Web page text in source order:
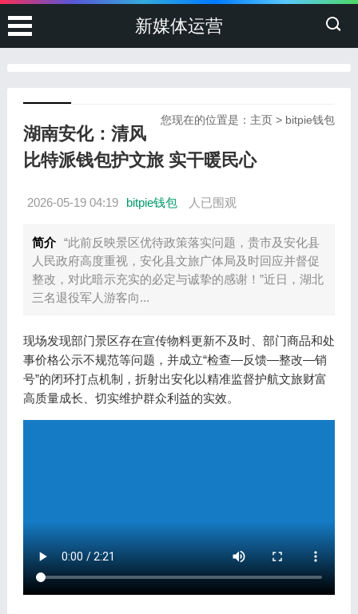
新媒体运营
您现在的位置是： 主页 > bitpie钱包
湖南安化：清风
比特派钱包护文旅 实干暖民心
2026-05-19 04:19 bitpie钱包 人已围观
简介 “此前反映景区优待政策落实问题，贵市及安化县
人民政府高度重视，安化县文旅广体局及时回应并督促
整改，对此暗示充实的必定与诚挚的感谢！”近日，湖北
三名退役军人游客向...
现场发现部门景区存在宣传物料更新不及时、部门商品和处
事价格公示不规范等问题，并成立“检查—反馈—整改—销
号”的闭环打点机制，折射出安化以精准监督护航文旅财富
高质量成长、切实维护群众利益的实效。